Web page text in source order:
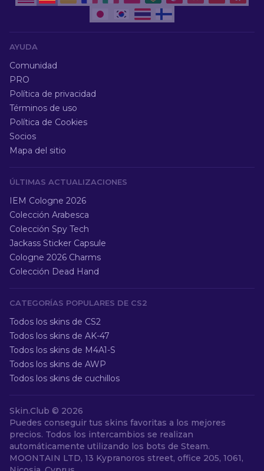
AYUDA
Comunidad
PRO
Política de privacidad
Términos de uso
Política de Cookies
Socios
Mapa del sitio
ÚLTIMAS ACTUALIZACIONES
IEM Cologne 2026
Colección Arabesca
Colección Spy Tech
Jackass Sticker Capsule
Cologne 2026 Charms
Colección Dead Hand
CATEGORÍAS POPULARES DE CS2
Todos los skins de CS2
Todos los skins de AK-47
Todos los skins de M4A1-S
Todos los skins de AWP
Todos los skins de cuchillos
Skin.Club © 2026
Puedes conseguir tus skins favoritas a los mejores
precios. Todos los intercambios se realizan
automáticamente utilizando los bots de Steam.
MOONTAIN LTD, 13 Kypranoros street, office 205, 1061,